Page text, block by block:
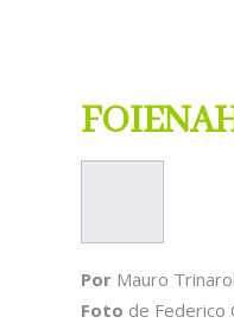
Por Mauro
Foto de Federico